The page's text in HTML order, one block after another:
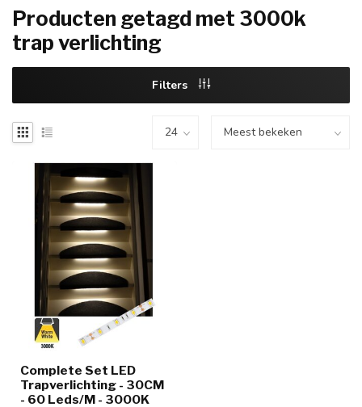
Producten getagd met 3000k
trap verlichting
Filters
Complete Set LED
Trapverlichting - 30CM
- 60 Leds/M - 3000K